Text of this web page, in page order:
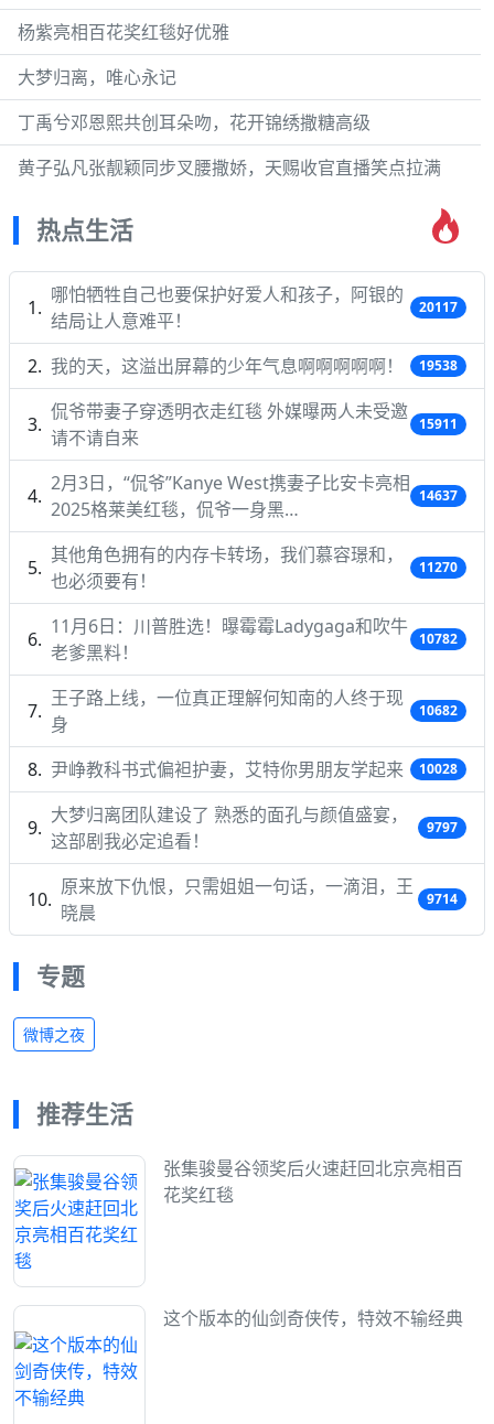
杨紫亮相百花奖红毯好优雅
大梦归离，唯心永记
丁禹兮邓恩熙共创耳朵吻，花开锦绣撒糖高级
黄子弘凡张靓颖同步叉腰撒娇，天赐收官直播笑点拉满
热点生活
哪怕牺牲自己也要保护好爱人和孩子，阿银的
结局让人意难平！
20117
我的天，这溢出屏幕的少年气息啊啊啊啊啊！ 19538
侃爷带妻子穿透明衣走红毯 外媒曝两人未受邀
请不请自来
15911
2月3日，“侃爷”Kanye West携妻子比安卡亮相
2025格莱美红毯，侃爷一身黑…
14637
其他角色拥有的内存卡转场，我们慕容璟和，
也必须要有！
11270
11月6日：川普胜选！曝霉霉Ladygaga和吹牛
老爹黑料！
10782
王子路上线，一位真正理解何知南的人终于现
身
10682
尹峥教科书式偏袒护妻，艾特你男朋友学起来 10028
大梦归离团队建设了 熟悉的面孔与颜值盛宴，
这部剧我必定追看！
9797
原来放下仇恨，只需姐姐一句话，一滴泪，王
晓晨
9714
专题
微博之夜
推荐生活
张集骏曼谷领奖后火速赶回北京亮相百
花奖红毯
这个版本的仙剑奇侠传，特效不输经典